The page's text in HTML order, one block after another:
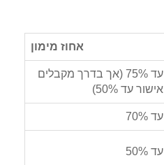
אחוז מימון
עד 75% (אך בדרך מקבלים
אישור עד 50%)
עד 70%
עד 50%